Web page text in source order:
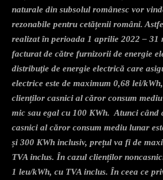
naturale din subsolul românesc vor
rezonabile pentru cetățenii români.
realizat în perioada 1 aprilie 2022 –
facturat de către furnizorii de energie
distribuţie de energie electrică care
electrice este de maximum 0,68 lei/
clienților casnici al căror consum
mic sau egal cu 100 KWh. Atunci când
casnici al căror consum mediu lunar
și 300 KWh inclusiv, prețul va fi de
TVA inclus. În cazul clienților
1 leu/kWh, cu TVA inclus. În ceea ce